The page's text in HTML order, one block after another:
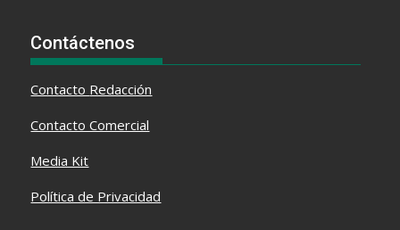
Contáctenos
Contacto Redacción
Contacto Comercial
Media Kit
Política de Privacidad